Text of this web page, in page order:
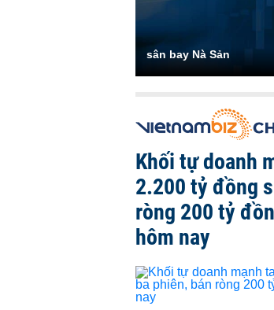
sân bay Nà Sản
Khối tự doanh
2.200 tỷ đồng
ròng 200 tỷ
hôm nay